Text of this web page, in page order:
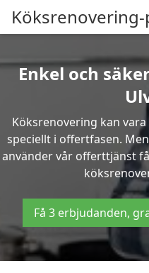
Enkel och
Köksrenovering kan
speciellt i offertfasen.
använder vår offerttjänst
Få 3 erbjudanden,